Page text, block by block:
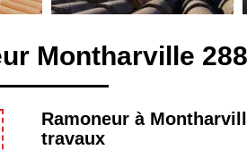
Montharville
Ramoneur à
travaux